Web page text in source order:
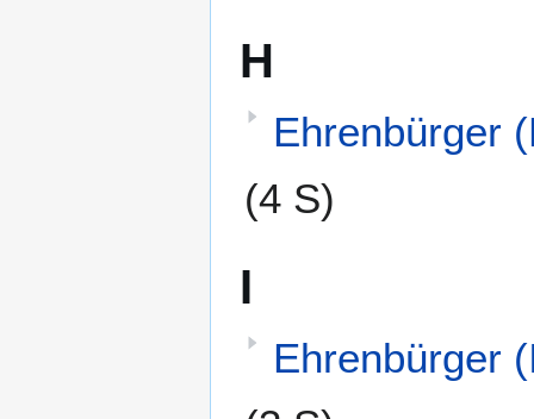
H
Ehrenbürger
(4 S)
I
Ehrenbürger